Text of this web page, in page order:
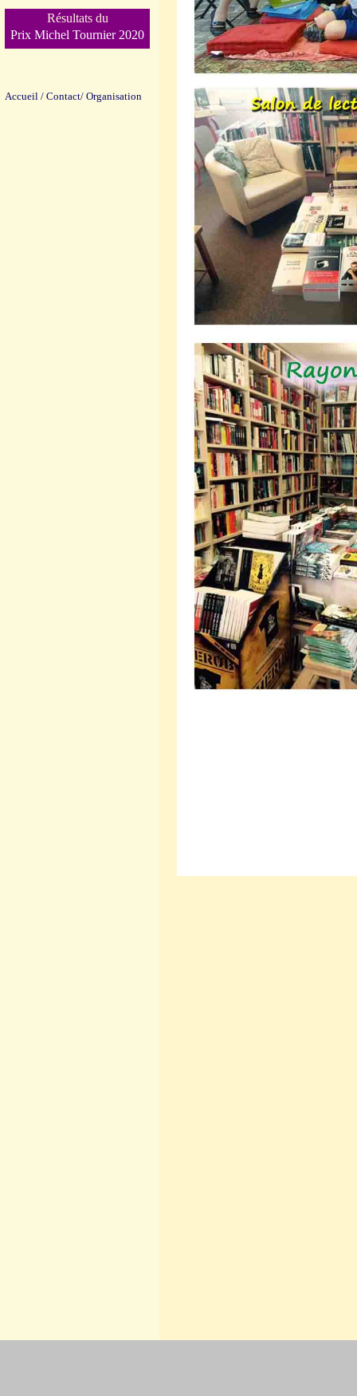
Accueil / Contact/ Organisation
Résultats du
Prix Michel Tournier 2020